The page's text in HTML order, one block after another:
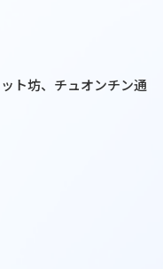
ト坊、チュオンチン通